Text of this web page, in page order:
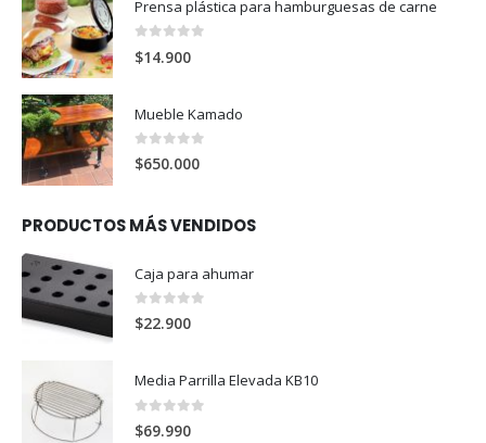
Prensa plástica para hamburguesas de carne
0
$14.900
Mueble Kamado
0 out of 5
$650.000
PRODUCTOS MÁS VENDIDOS
Caja para ahumar
0 out of 5
$22.900
Media Parrilla Elevada KB10
0 out of 5
$69.990